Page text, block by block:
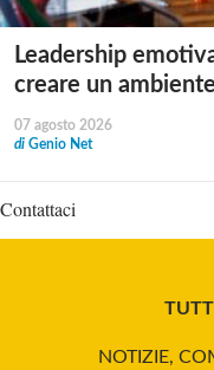
Leadership
creare un
07 agosto 2026
di Genio Net
Contattaci
NOTIZIE,